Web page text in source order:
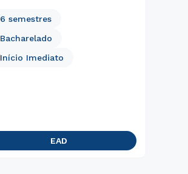
Bacharelado
Início Imediato
6 semestres
EAD